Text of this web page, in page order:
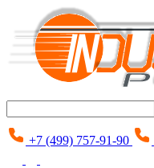
+7 (499) 757-91-90